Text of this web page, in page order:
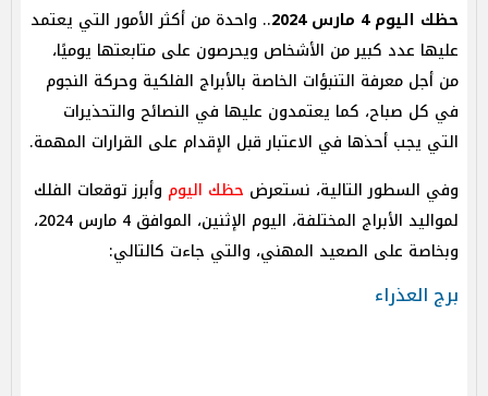
حظك اليوم 4 مارس 2024
.. واحدة من أكثر الأمور التي يعتمد
عليها عدد كبير من الأشخاص ويحرصون على متابعتها يوميًا،
من أجل معرفة التنبؤات الخاصة بالأبراج الفلكية وحركة النجوم
في كل صباح، كما يعتمدون عليها في النصائح والتحذيرات
التي يجب أحذها في الاعتبار قبل الإقدام على القرارات المهمة.
وفي السطور التالية، نستعرض حظك اليوم وأبرز توقعات الفلك
لمواليد الأبراج المختلفة، اليوم الإثنين، الموافق 4 مارس 2024،
وبخاصة على الصعيد المهني، والتي جاءت كالتالي:
برج العذراء